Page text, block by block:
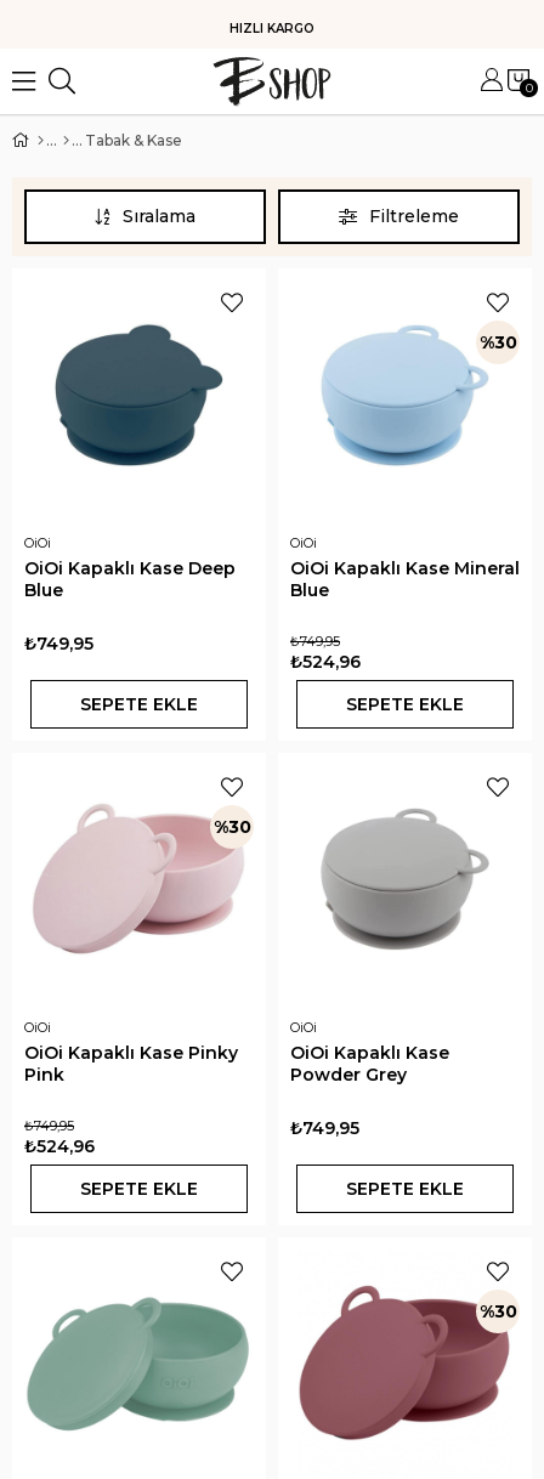
KOLAY İADE
0
Tabak & Kase
Filtreleme
Sıralama
OiOi
OiOi Kapaklı Kase Deep
Blue
₺749,95
SEPETE EKLE
OiOi
OiOi Kapaklı Kase Mineral
Blue
₺524,96
₺749,95
SEPETE EKLE
%30
OiOi
OiOi Kapaklı Kase Pinky
Pink
₺524,96
₺749,95
SEPETE EKLE
%30
OiOi
OiOi Kapaklı Kase
Powder Grey
₺749,95
SEPETE EKLE
%30